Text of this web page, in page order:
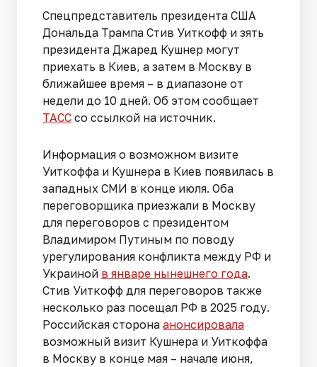
Спецпредставитель президента США
Дональда Трампа Стив Уиткофф и зять
президента Джаред Кушнер могут
приехать в Киев, а затем в Москву в
ближайшее время – в диапазоне от
недели до 10 дней. Об этом сообщает
ТАСС со ссылкой на источник.
Информация о возможном визите
Уиткоффа и Кушнера в Киев появилась в
западных СМИ в конце июля. Оба
переговорщика приезжали в Москву
для переговоров с президентом
Владимиром Путиным по поводу
урегулирования конфликта между РФ и
Украиной в январе нынешнего года.
Стив Уиткофф для переговоров также
несколько раз посещал РФ в 2025 году.
Российская сторона анонсировала
возможный визит Кушнера и Уиткоффа
в Москву в конце мая – начале июня,